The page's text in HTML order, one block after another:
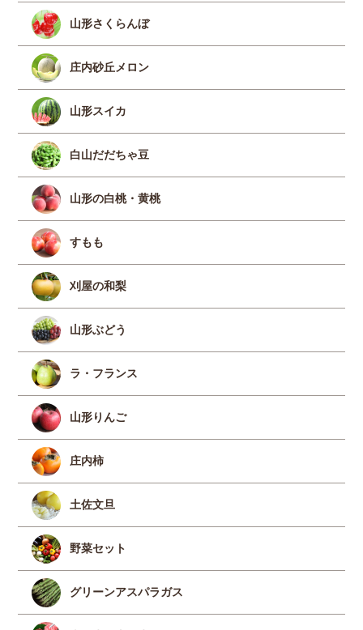
山形さくらんぼ
庄内砂丘メロン
山形スイカ
白山だだちゃ豆
山形の白桃・黄桃
すもも
刈屋の和梨
山形ぶどう
ラ・フランス
山形りんご
庄内柿
土佐文旦
野菜セット
グリーンアスパラガス